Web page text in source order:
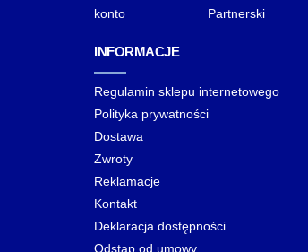
konto
Partnerski
INFORMACJE
Regulamin sklepu internetowego
Polityka prywatności
Dostawa
Zwroty
Reklamacje
Kontakt
Deklaracja dostępności
Odstąp od umowy